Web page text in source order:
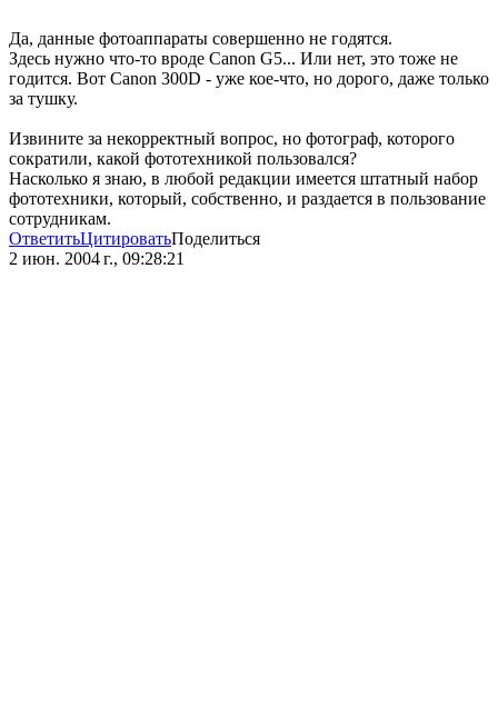
Да, данные фотоаппараты совершенно не годятся.
Здесь нужно что-то вроде Canon G5... Или нет, это тоже не
годится. Вот Canon 300D - уже кое-что, но дорого, даже только
за тушку.
Извините за некорректный вопрос, но фотограф, которого
сократили, какой фототехникой пользовался?
Насколько я знаю, в любой редакции имеется штатный набор
фототехники, который, собственно, и раздается в пользование
сотрудникам.
ОтветитьЦитироватьПоделиться
2 июн. 2004 г., 09:28:21